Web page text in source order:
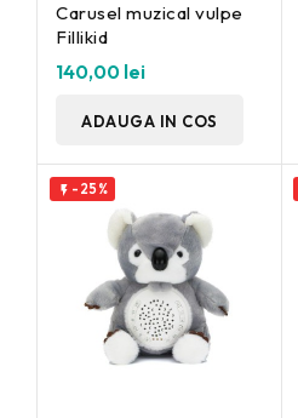
Carusel muzical vulpe
Fillikid
140,00 lei
ADAUGA IN COS
 -25%